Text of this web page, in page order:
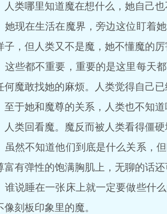
哪里知道魔在想什么，她自己也
在生活在魔界，旁边这位盯着她
子，但人类又不是魔，她不懂魔的厉
都不重要，重要的是这里每天都
何魔敢找她的麻烦。人类觉得自己已
她和魔尊的关系，人类也不知道
回看魔。魔反而被人类看得僵硬
不知道他们到底是什么关系，但
富有弹性的饱满胸肌上，无聊的话
睡在一张床上就一定要做些什么
像刻板印象里的魔。